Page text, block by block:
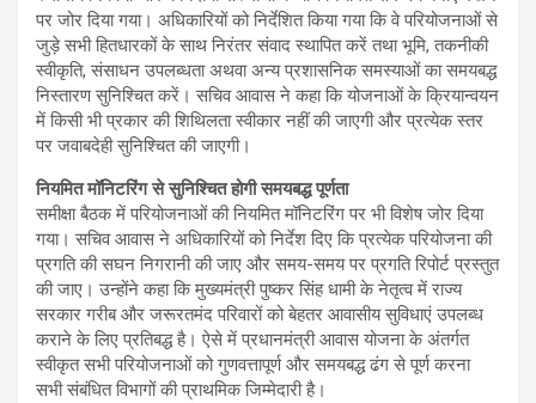
पर जोर दिया गया। अधिकारियों को निर्देशित किया गया कि वे परियोजनाओं से
जुड़े सभी हितधारकों के साथ निरंतर संवाद स्थापित करें तथा भूमि, तकनीकी
स्वीकृति, संसाधन उपलब्धता अथवा अन्य प्रशासनिक समस्याओं का समयबद्ध
निस्तारण सुनिश्चित करें। सचिव आवास ने कहा कि योजनाओं के क्रियान्वयन
में किसी भी प्रकार की शिथिलता स्वीकार नहीं की जाएगी और प्रत्येक स्तर
पर जवाबदेही सुनिश्चित की जाएगी।
नियमित मॉनिटरिंग से सुनिश्चित होगी समयबद्ध पूर्णता
समीक्षा बैठक में परियोजनाओं की नियमित मॉनिटरिंग पर भी विशेष जोर दिया
गया। सचिव आवास ने अधिकारियों को निर्देश दिए कि प्रत्येक परियोजना की
प्रगति की सघन निगरानी की जाए और समय-समय पर प्रगति रिपोर्ट प्रस्तुत
की जाए। उन्होंने कहा कि मुख्यमंत्री पुष्कर सिंह धामी के नेतृत्व में राज्य
सरकार गरीब और जरूरतमंद परिवारों को बेहतर आवासीय सुविधाएं उपलब्ध
कराने के लिए प्रतिबद्ध है। ऐसे में प्रधानमंत्री आवास योजना के अंतर्गत
स्वीकृत सभी परियोजनाओं को गुणवत्तापूर्ण और समयबद्ध ढंग से पूर्ण करना
सभी संबंधित विभागों की प्राथमिक जिम्मेदारी है।